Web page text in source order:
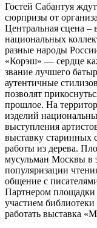
Гостей Сабантуя
сюрпризы от
Центральная сцена
национальных
разные народы
«Корэш» — сердце
звание лучшего
аутентичные
позволят
прошлое. На
изделий
выступления
выставку старинных
работы из дерева.
мусульман Москвы в
популяризации
общение с
Партнером площадки
участием библиотеки
работать выставка